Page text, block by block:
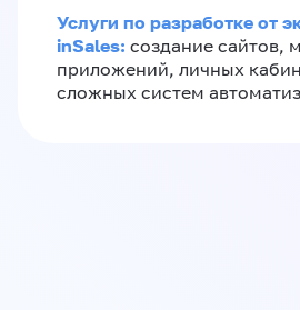
Услуги по разработке от
inSales: создание сайтов,
приложений, личных
сложных систем